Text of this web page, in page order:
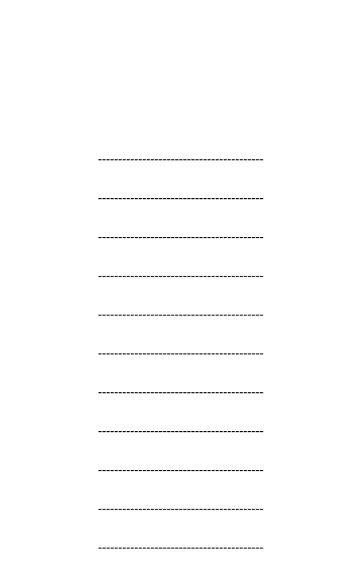
-----------------------------------------
-----------------------------------------
-----------------------------------------
-----------------------------------------
-----------------------------------------
-----------------------------------------
-----------------------------------------
-----------------------------------------
-----------------------------------------
-----------------------------------------
-----------------------------------------